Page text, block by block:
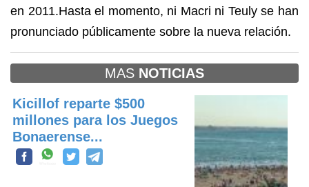
en 2011.Hasta el momento, ni Macri ni Teuly se han
pronunciado públicamente sobre la nueva relación.
MAS NOTICIAS
Kicillof reparte $500
millones para los Juegos
Bonaerense...